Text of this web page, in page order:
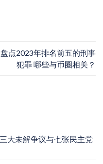
大未解争议与七张民主党
盘点2023年排名前五的刑事
犯罪 哪些与币圈相关？